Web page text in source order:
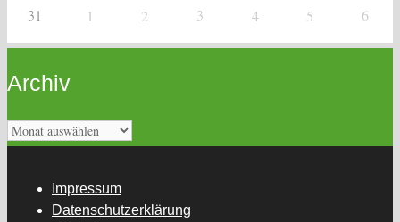
31 1 2 3 4 5 6
Archiv
Archiv
Impressum
Datenschutzerklärung